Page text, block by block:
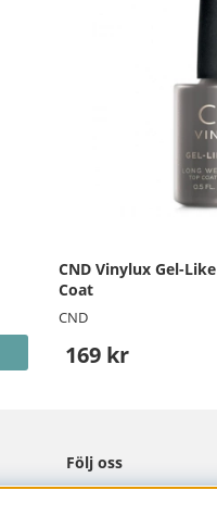
CND Vinylux Gel-
Coat
CND
169 kr
Följ oss